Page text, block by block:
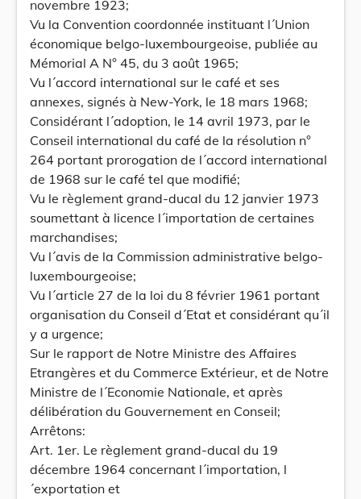
novembre 1923;
Vu la Convention coordonnée instituant l´Union
économique belgo-luxembourgeoise, publiée au
Mémorial A N° 45, du 3 août 1965;
Vu l´accord international sur le café et ses
annexes, signés à New-York, le 18 mars 1968;
Considérant l´adoption, le 14 avril 1973, par le
Conseil international du café de la résolution n°
264 portant prorogation de l´accord international
de 1968 sur le café tel que modifié;
Vu le règlement grand-ducal du 12 janvier 1973
soumettant à licence l´importation de certaines
marchandises;
Vu l´avis de la Commission administrative belgo-
luxembourgeoise;
Vu l´article 27 de la loi du 8 février 1961 portant
organisation du Conseil d´Etat et considérant qu´il
y a urgence;
Sur le rapport de Notre Ministre des Affaires
Etrangères et du Commerce Extérieur, et de Notre
Ministre de l´Economie Nationale, et après
délibération du Gouvernement en Conseil;
Arrêtons:
Art. 1er. Le règlement grand-ducal du 19
décembre 1964 concernant l´importation, l
´exportation et